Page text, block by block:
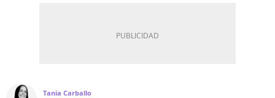
Tania Carballo